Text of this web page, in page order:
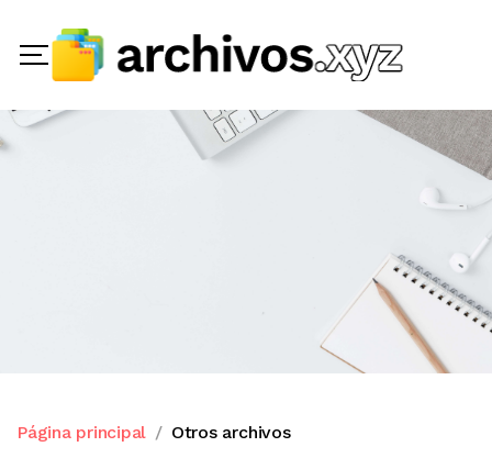
Página principal Otros archivos